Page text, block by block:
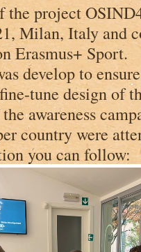
the project
Milan, Italy and
Erasmus+ Sport.
develop to
tune design of
awareness
country were
you can follow: